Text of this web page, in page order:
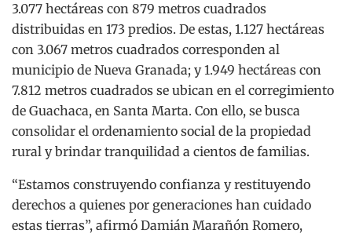
3.077 hectáreas con 879 metros cuadrados
distribuidas en 173 predios. De estas, 1.127 hectáreas
con 3.067 metros cuadrados corresponden al
municipio de Nueva Granada; y 1.949 hectáreas con
7.812 metros cuadrados se ubican en el corregimiento
de Guachaca, en Santa Marta. Con ello, se busca
consolidar el ordenamiento social de la propiedad
rural y brindar tranquilidad a cientos de familias.
“Estamos construyendo confianza y restituyendo
derechos a quienes por generaciones han cuidado
estas tierras”, afirmó Damián Marañón Romero,